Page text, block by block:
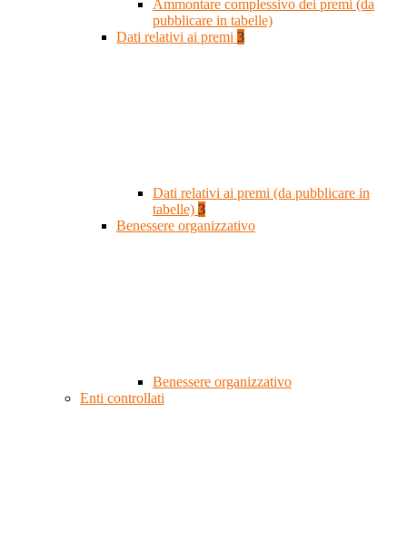
Ammontare complessivo dei premi (da
pubblicare in tabelle)
Dati relativi ai premi 3
Dati relativi ai premi (da pubblicare in
tabelle) 3
Benessere organizzativo
Benessere organizzativo
Enti controllati